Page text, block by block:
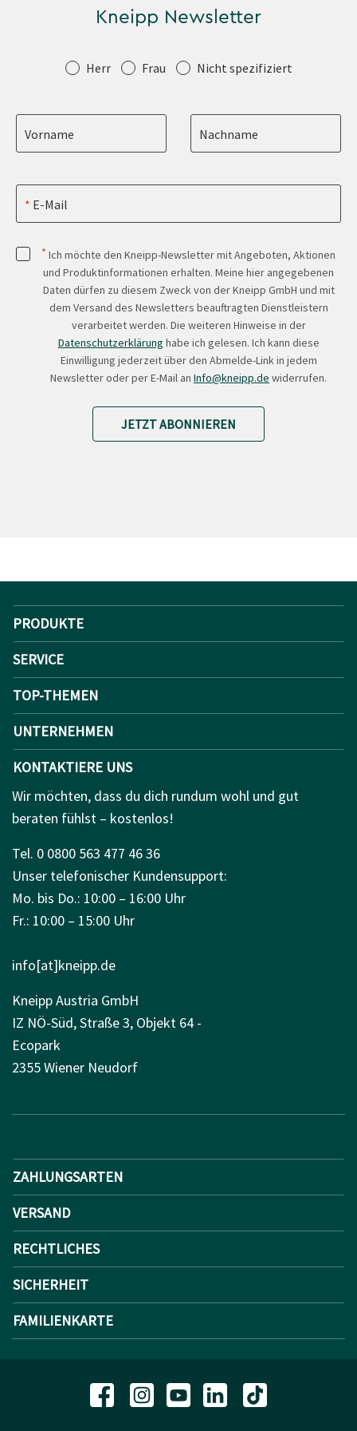
Kneipp Newsletter
Anrede Herr Frau Nicht spezifiziert
Vorname Nachname
E-Mail
* Ich möchte den Kneipp-Newsletter mit Angeboten, Aktionen
und Produktinformationen erhalten. Meine hier angegebenen
Daten dürfen zu diesem Zweck von der Kneipp GmbH und mit
dem Versand des Newsletters beauftragten Dienstleistern
verarbeitet werden. Die weiteren Hinweise in der
Datenschutzerklärung habe ich gelesen. Ich kann diese
Einwilligung jederzeit über den Abmelde-Link in jedem
Newsletter oder per E-Mail an Info@kneipp.de widerrufen.
JETZT ABONNIEREN
PRODUKTE
SERVICE
TOP-THEMEN
UNTERNEHMEN
KONTAKTIERE UNS
Wir möchten, dass du dich rundum wohl und gut
beraten fühlst – kostenlos!
Tel. 0 0800 563 477 46 36
Unser telefonischer Kundensupport:
Mo. bis Do.: 10:00 – 16:00 Uhr
Fr.: 10:00 – 15:00 Uhr
info[at]kneipp.de
Kneipp Austria GmbH
IZ NÖ-Süd, Straße 3, Objekt 64 -
Ecopark
2355 Wiener Neudorf
ZAHLUNGSARTEN
VERSAND
RECHTLICHES
SICHERHEIT
FAMILIENKARTE